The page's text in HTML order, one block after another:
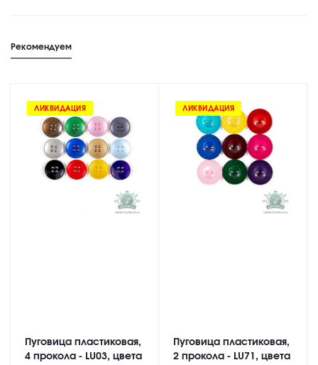
Рекомендуем
ЛИКВИДАЦИЯ
Пуговица пластиковая,
4 прокола - LU03, цвета
ЛИКВИДАЦИЯ
Пуговица пластиковая,
2 прокола - LU71, цвета